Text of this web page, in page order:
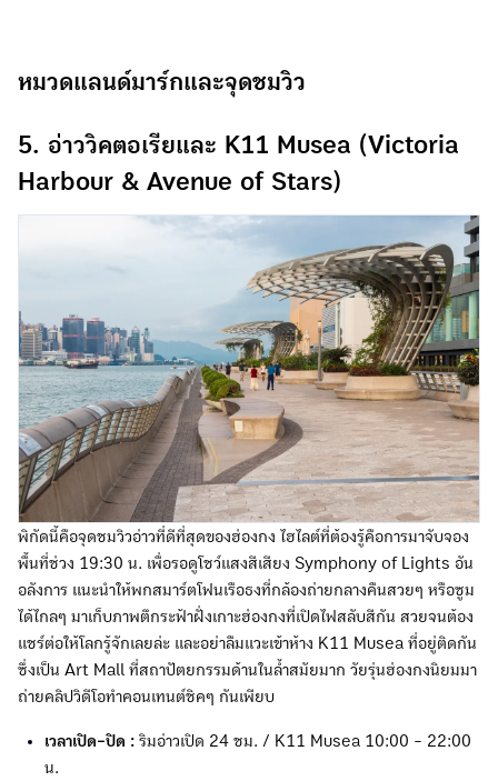
หมวดแลนด์มาร์กและจุดชมวิว
5. อ่าววิคตอเรียและ K11 Musea (Victoria
Harbour & Avenue of Stars)
พิกัดนี้คือจุดชมวิวอ่าวที่ดีที่สุดของฮ่องกง ไฮไลต์ที่ต้องรู้คือการมาจับจอง
พื้นที่ช่วง 19:30 น. เพื่อรอดูโชว์แสงสีเสียง Symphony of Lights อัน
อลังการ แนะนำให้พกสมาร์ตโฟนเรือธงที่กล้องถ่ายกลางคืนสวยๆ หรือซูม
ได้ไกลๆ มาเก็บภาพตึกระฟ้าฝั่งเกาะฮ่องกงที่เปิดไฟสลับสีกัน สวยจนต้อง
แชร์ต่อให้โลกรู้จักเลยล่ะ และอย่าลืมแวะเข้าห้าง K11 Musea ที่อยู่ติดกัน
ซึ่งเป็น Art Mall ที่สถาปัตยกรรมด้านในล้ำสมัยมาก วัยรุ่นฮ่องกงนิยมมา
ถ่ายคลิปวิดีโอทำคอนเทนต์ชิคๆ กันเพียบ
เวลาเปิด-ปิด : ริมอ่าวเปิด 24 ชม. / K11 Musea 10:00 - 22:00
น.